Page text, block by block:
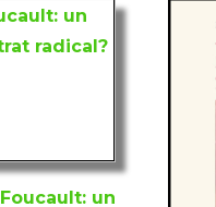
Foucault: un